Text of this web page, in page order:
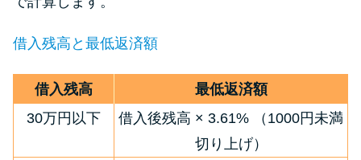
は要注意！
090金融（闇金）からお金を借り
てはいけない理由と借りた場合
借入残高と最低返済額
借入残高
最低返済額
30万円以下
借入後残高 × 3.61% （1000円未満
切り上げ）